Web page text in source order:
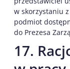
w skorzystaniu
podmiot
do Prezesa
17.